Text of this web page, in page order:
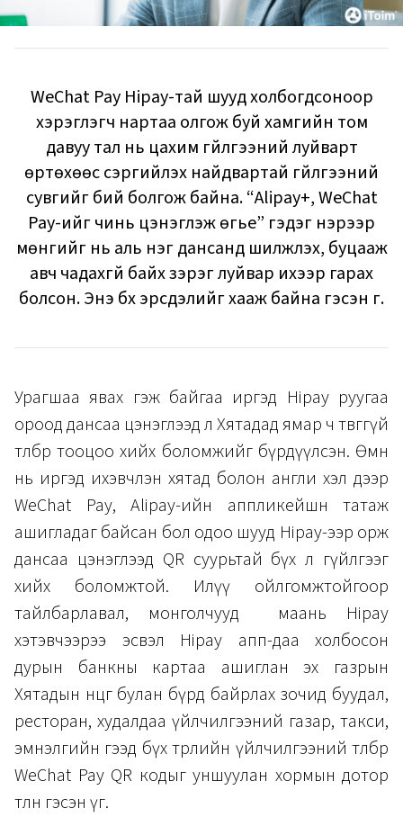
WeChat Pay Hipay-тай шууд холбогдсоноор
хэрэглэгч нартаа олгож буй хамгийн том
давуу тал нь цахим гүйлгээний луйварт
өртөхөөс сэргийлэх найдвартай гүйлгээний
сувгийг бий болгож байна. “Alipay+, WeChat
Pay-ийг чинь цэнэглэж өгье” гэдэг нэрээр
мөнгийг нь аль нэг дансанд шилжүүлэх, буцааж
авч чадахгүй байх зэрэг луйвар ихээр гарах
болсон. Энэ бүх эрсдэлийг хааж байна гэсэн үг.
Урагшаа явах гэж байгаа иргэд Hipay руугаа
ороод дансаа цэнэглээд л Хятадад ямар ч төвөггүй
төлбөр тооцоо хийх боломжийг бүрдүүлсэн. Өмнө
нь иргэд ихэвчлэн хятад болон англи хэл дээр
WeChat Pay, Alipay-ийн аппликейшн татаж
ашигладаг байсан бол одоо шууд Hipay-ээр орж
дансаа цэнэглээд QR суурьтай бүх л гүйлгээг
хийх боломжтой. Илүү ойлгомжтойгоор
тайлбарлавал, монголчууд маань Hipay
хэтэвчээрээ эсвэл Hipay апп-даа холбосон
дурын банкны картаа ашиглан эх газрын
Хятадын өнцөг булан бүрд байрлах зочид буудал,
ресторан, худалдаа үйлчилгээний газар, такси,
эмнэлгийн гээд бүх төрлийн үйлчилгээний төлбөрөө
WeChat Pay QR кодыг уншуулан хормын дотор
төлнө гэсэн үг.